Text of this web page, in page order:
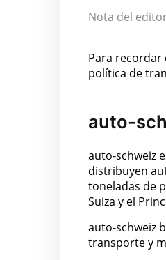
Nota del
Para recordar
política de
auto-
auto-schweiz
distribuyen
toneladas de
Suiza y el
auto-schweiz
transporte y